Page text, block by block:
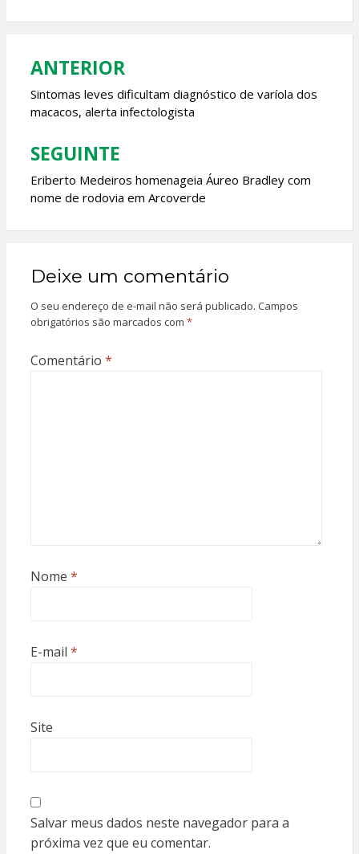
o
k
A
p
Navegação
de
Post
ANTERIOR
Sintomas leves dificultam diagnóstico de varíola dos
macacos, alerta infectologista
SEGUINTE
Eriberto Medeiros homenageia Áureo Bradley com
nome de rodovia em Arcoverde
Deixe um comentário
O seu endereço de e-mail não será publicado. Campos
obrigatórios são marcados com *
Comentário *
Nome *
E-mail *
Site
Salvar meus dados neste navegador para a
próxima vez que eu comentar.